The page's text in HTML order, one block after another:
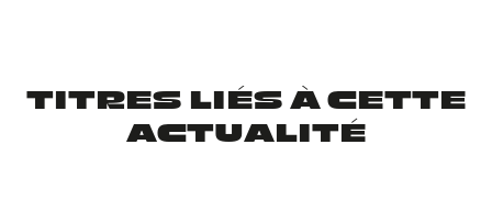
TITRES LIÉS À CETTE
ACTUALITÉ